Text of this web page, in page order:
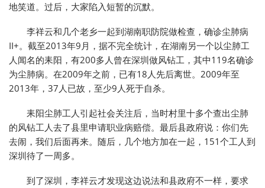
地笑道。过后，大家陷入短暂的沉默。
李祥云和几个老乡一起到湖南职防院做检查，确诊尘肺病
II+。截至2013年9月，据不完全统计，在湖南另一个以尘肺工
人闻名的耒阳，有200多人曾在深圳做风钻工，其中119名确诊
为尘肺病。在2009年之前，已有18人先后离世。2009年至
2013年，37人已故，至少9人死于自杀。
耒阳尘肺工人引起社会关注后，当时村里十多个查出尘肺
的风钻工人去了县里申请职业病赔偿。最后县政府说：你们先
去闹，我们后面再来。随后，几个地方加在一起，151个工人到
深圳待了一周多。
到了深圳，李祥云才发现这边说法和县政府不一样，要求